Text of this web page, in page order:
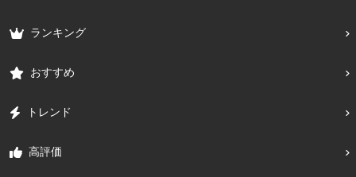
ランキング
おすすめ
トレンド
高評価